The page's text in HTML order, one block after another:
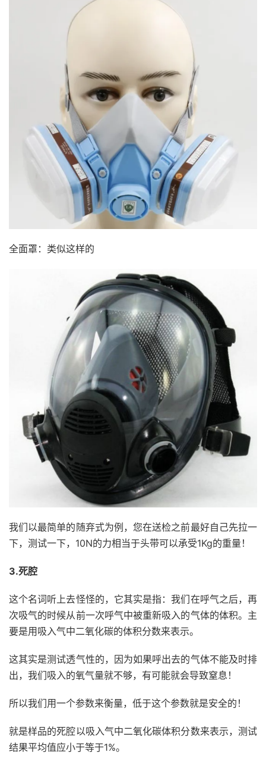
全面罩：类似这样的
我们以最简单的随弃式为例，您在送检之前最好自己先拉一
下，测试一下，10N的力相当于头带可以承受1Kg的重量！
3.死腔
这个名词听上去怪怪的，它其实是指：我们在呼气之后，再
次吸气的时候从前一次呼气中被重新吸入的气体的体积。主
要是用吸入气中二氧化碳的体积分数来表示。
这其实是测试透气性的，因为如果呼出去的气体不能及时排
出，我们吸入的氧气量就不够，有可能就会导致窒息！
所以我们用一个参数来衡量，低于这个参数就是安全的！
就是样品的死腔以吸入气中二氧化碳体积分数来表示，测试
结果平均值应小于等于1%。